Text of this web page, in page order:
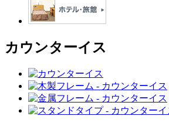
カウンターイス